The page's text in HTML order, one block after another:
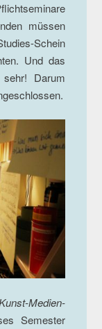
müssen
Schein
Und das
Darum
Medien-
Semester